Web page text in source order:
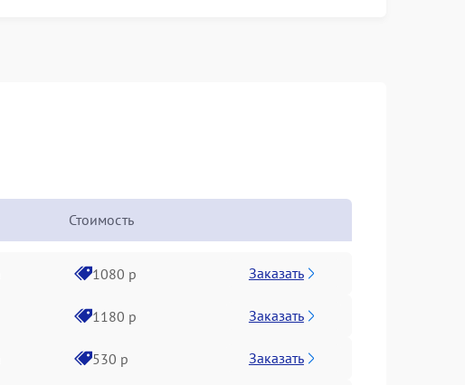
Стоимость
1080 р Заказать
1180 р Заказать
530 р Заказать